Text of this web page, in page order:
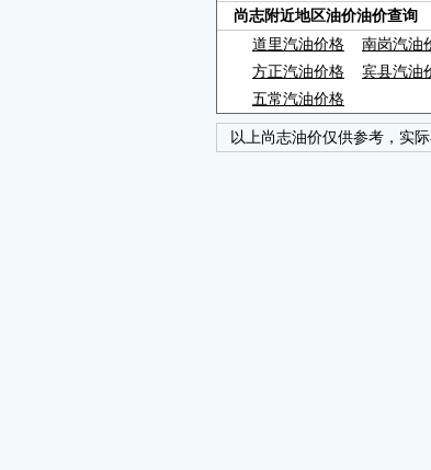
尚志附近地区油价油价查询
道里汽油价格
南岗汽油
方正汽油价格
宾县汽油
五常汽油价格
以上尚志油价仅供参考，实